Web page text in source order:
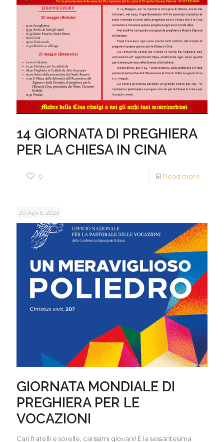
14 GIORNATA DI PREGHIERA
PER LA CHIESA IN CINA
0 Read more
29 Aprile 2023
GIORNATA MONDIALE DI
PREGHIERA PER LE
VOCAZIONI
Cari fratelli e sorelle, carissimi giovani! È la sessantesima